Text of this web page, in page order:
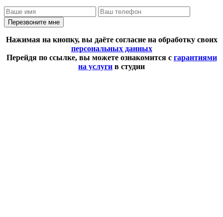
Перезвоните мне
Нажимая на кнопку, вы даёте согласие на обработку своих
персональных данных
Перейдя по ссылке, вы можете ознакомится с гарантиями
на услуги в студии